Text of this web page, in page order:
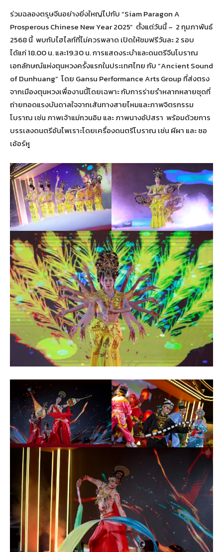
ร่วมฉลองตรุษจีนอย่างยิ่งใหญ่ไปกับ “Siam Paragon A
Prosperous Chinese New Year 2025” ตั้งแต่วันนี้ – 2 กุมภาพันธ์
2568 นี้ พบกับไฮไลท์ที่ไม่ควรพลาด เปิดให้ชมฟรีวันละ 2 รอบ
ได้แก่ 18.00 น. และ19.30 น. การแสดงระบำและดนตรีจีนโบราณ
เอกลักษณ์แห่งตุนหวงครั้งแรกในประเทศไทย กับ “Ancient Sound
of Dunhuang” โดย Gansu Performance Arts Group ที่ส่งตรง
จากเมืองตุนหวงเพื่องานนี้โดยเฉพาะ กับการร่ายรำหลากหลายชุดที่
ถ่ายทอดแรงบันดาลใจจากเส้นทางสายไหมและภาพจิตรกรรม
โบราณ เช่น ภาพเจ้าแม่กวนอิม และ ภาพนางอัปสรา พร้อมด้วยการ
บรรเลงดนตรีอันไพเราะโดยเครื่องดนตรีโบราณ เช่น ผีผา และ ซอ
เอ้อร์หู